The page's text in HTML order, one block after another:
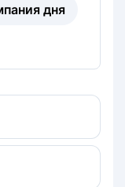
дня